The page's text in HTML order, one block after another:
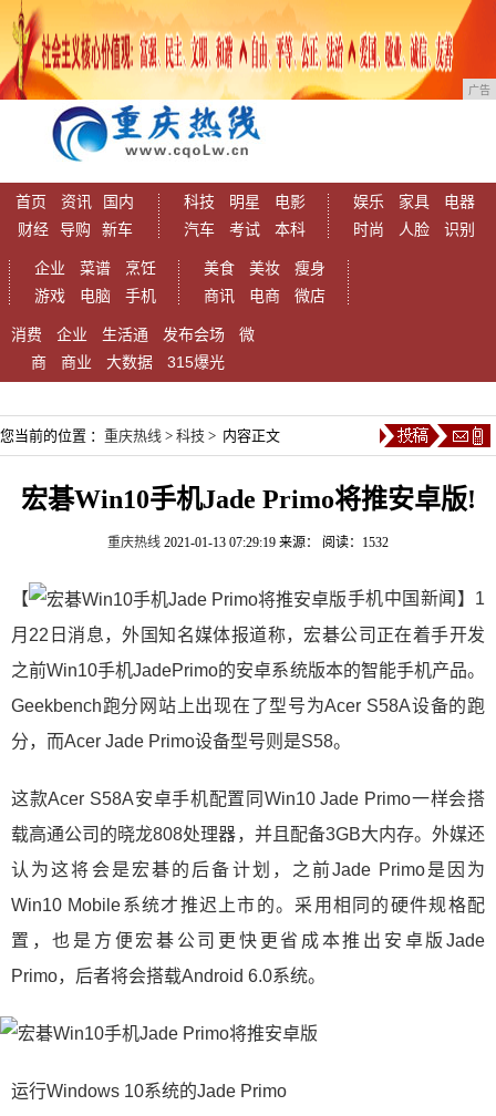
广告
首页 资讯
国内
财经
导购 新车
科技 明星
电影
汽车
考试 本科
娱乐 家具
电器
时尚
人脸 识别
企业 菜谱
烹饪
游戏
电脑 手机
美食 美妆
瘦身
商讯
电商 微店
消费 企业 生活通 发布会场
微
商
商业 大数据 315爆光
您当前的位置 ： 重庆热线 > 科技 > 内容正文
宏碁Win10手机Jade Primo将推安卓版!
重庆热线 2021-01-13 07:29:19 来源： 阅读：1532
【
手机中国新闻】1
月22日消息，外国知名媒体报道称，宏碁公司正在着手开发
之前Win10手机JadePrimo的安卓系统版本的智能手机产品。
Geekbench跑分网站上出现在了型号为Acer S58A设备的跑
分，而Acer Jade Primo设备型号则是S58。
这款Acer S58A安卓手机配置同Win10 Jade Primo一样会搭
载高通公司的晓龙808处理器，并且配备3GB大内存。外媒还
认为这将会是宏碁的后备计划，之前Jade Primo是因为
Win10 Mobile系统才推迟上市的。采用相同的硬件规格配
置，也是方便宏碁公司更快更省成本推出安卓版Jade
Primo，后者将会搭载Android 6.0系统。
运行Windows 10系统的Jade Primo